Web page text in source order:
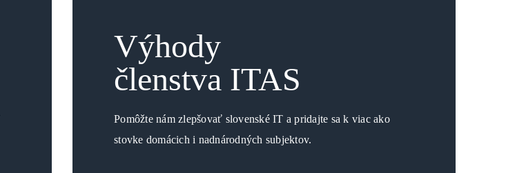
Výhody
členstva ITAS
Pomôžte nám zlepšovať slovenské IT a pridajte sa k viac ako
stovke domácich i nadnárodných subjektov.